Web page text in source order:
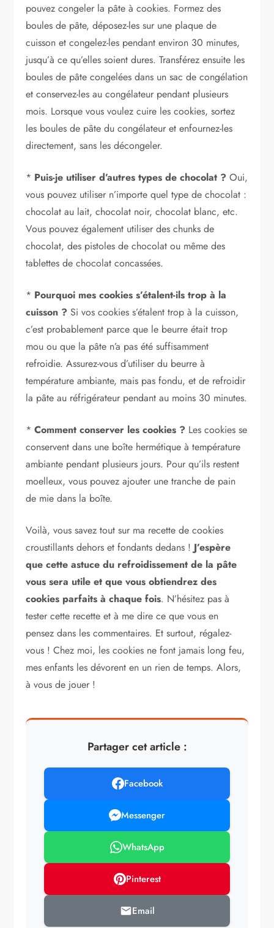
pouvez congeler la pâte à cookies. Formez des
boules de pâte, déposez-les sur une plaque de
cuisson et congelez-les pendant environ 30 minutes,
jusqu’à ce qu’elles soient dures. Transférez ensuite les
boules de pâte congelées dans un sac de congélation
et conservez-les au congélateur pendant plusieurs
mois. Lorsque vous voulez cuire les cookies, sortez
les boules de pâte du congélateur et enfournez-les
directement, sans les décongeler.
* Puis-je utiliser d’autres types de chocolat ? Oui,
vous pouvez utiliser n’importe quel type de chocolat :
chocolat au lait, chocolat noir, chocolat blanc, etc.
Vous pouvez également utiliser des chunks de
chocolat, des pistoles de chocolat ou même des
tablettes de chocolat concassées.
* Pourquoi mes cookies s’étalent-ils trop à la
cuisson ? Si vos cookies s’étalent trop à la cuisson,
c’est probablement parce que le beurre était trop
mou ou que la pâte n’a pas été suffisamment
refroidie. Assurez-vous d’utiliser du beurre à
température ambiante, mais pas fondu, et de refroidir
la pâte au réfrigérateur pendant au moins 30 minutes.
*Comment conserver les cookies ? Les cookies se
conservent dans une boîte hermétique à température
ambiante pendant plusieurs jours. Pour qu’ils restent
moelleux, vous pouvez ajouter une tranche de pain
de mie dans la boîte.
Voilà, vous savez tout sur ma recette de cookies
croustillants dehors et fondants dedans ! J’espère
que cette astuce du refroidissement de la pâte
vous sera utile et que vous obtiendrez des
cookies parfaits à chaque fois. N’hésitez pas à
tester cette recette et à me dire ce que vous en
pensez dans les commentaires. Et surtout, régalez-
vous ! Chez moi, les cookies ne font jamais long feu,
mes enfants les dévorent en un rien de temps. Alors,
à vous de jouer !
Partager cet article :
Facebook
Messenger
WhatsApp
Pinterest
Email